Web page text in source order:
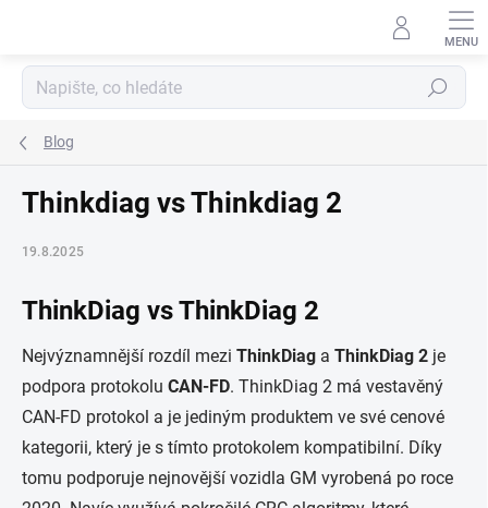
Hledat
Blog
Thinkdiag vs Thinkdiag 2
19.8.2025
ThinkDiag vs ThinkDiag 2
Nejvýznamnější rozdíl mezi ThinkDiag a ThinkDiag 2 je
podpora protokolu CAN-FD. ThinkDiag 2 má vestavěný
CAN-FD protokol a je jediným produktem ve své cenové
kategorii, který je s tímto protokolem kompatibilní. Díky
tomu podporuje nejnovější vozidla GM vyrobená po roce